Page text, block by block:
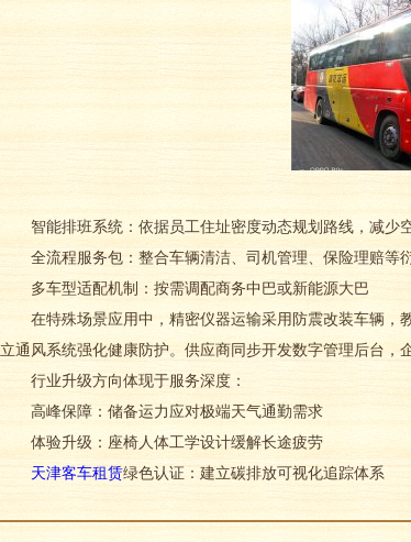
智能排班系统：依据员工住址密度动态规划路线，减少
全流程服务包：整合车辆清洁、司机管理、保险理赔等
多车型适配机制：按需调配商务中巴或新能源大巴
在特殊场景应用中，精密仪器运输采用防震改装车辆，
立通风系统强化健康防护。供应商同步开发数字管理后台
行业升级方向体现于服务深度：
高峰保障：储备运力应对极端天气通勤需求
体验升级：座椅人体工学设计缓解长途疲劳
天津客车租赁绿色认证：建立碳排放可视化追踪体系